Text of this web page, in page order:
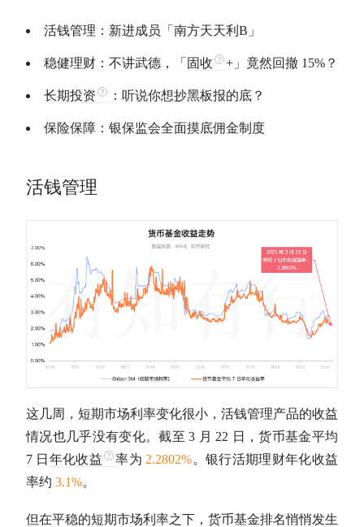
活钱管理：新进成员「南方天天利B」
稳健理财：不讲武德，「 固收 +」竟然回撤 15%？
长期投资 ：听说你想抄黑板报的底？
保险保障：银保监会全面摸底佣金制度
活钱管理
这几周，短期市场利率变化很小，活钱管理产品的收益
情况也几乎没有变化。截至 3 月 22 日，货币基金平均
7 日 年化收益 率为 2.2802%。银行活期理财年化收益
率约 3.1%。
但在平稳的短期市场利率之下，货币基金排名悄悄发生